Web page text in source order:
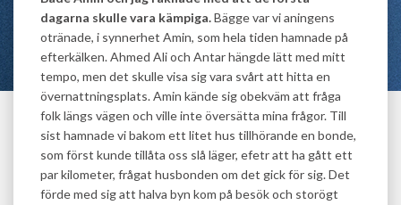
dagarna skulle vara kämpiga.Bägge var vi aningens
otränade, i synnerhet Amin, som hela tiden hamnade på
efterkälken. Ahmed Ali och Antar hängde lätt med mitt
tempo, men det skulle visa sig vara svårt att hitta en
övernattningsplats. Amin kände sig obekväm att fråga
folk längs vägen och ville inte översätta mina frågor. Till
sist hamnade vi bakom ett litet hus tillhörande en bonde,
som först kunde tillåta oss slå läger, efetr att ha gått ett
par kilometer, frågat husbonden om det gick för sig. Det
förde med sig att halva byn kom på besök och storögt